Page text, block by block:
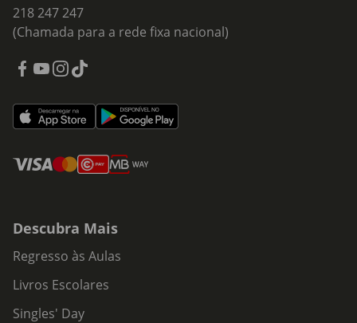
218 247 247
(Chamada para a rede fixa nacional)
Descubra Mais
Regresso às Aulas
Livros Escolares
Singles' Day